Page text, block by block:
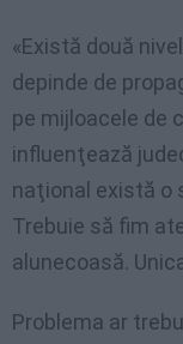
«Există două
depinde de
pe mijloacele de
influenţează
naţional există o
Trebuie să fim
alunecoasă.
Problema ar